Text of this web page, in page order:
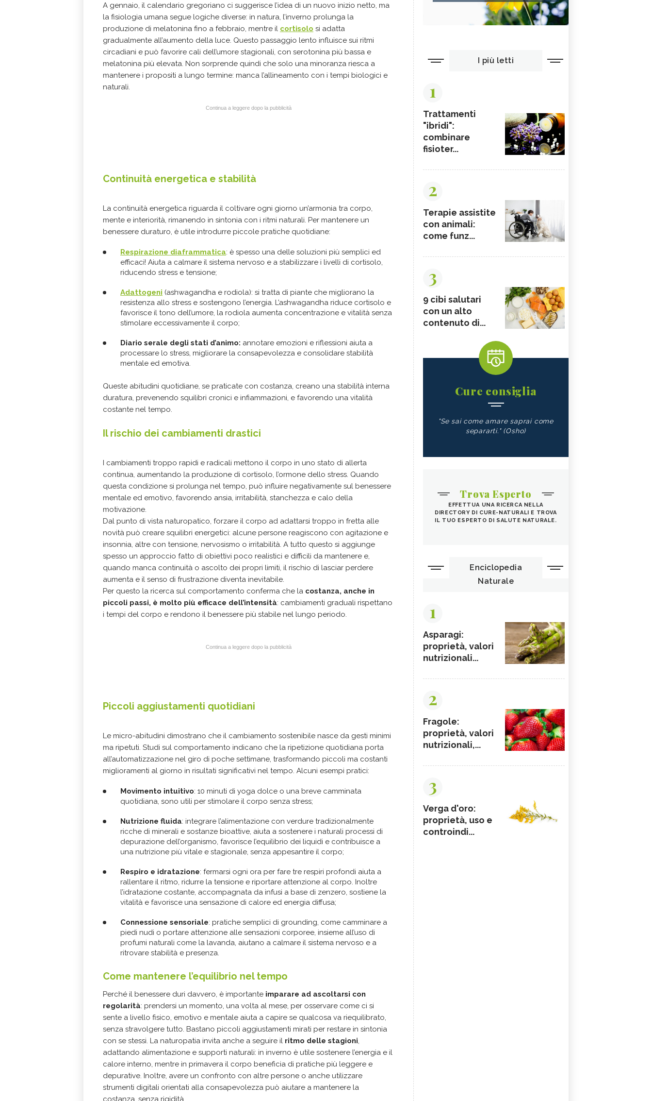
A gennaio, il calendario gregoriano ci suggerisce l’idea di un nuovo inizio netto, ma
la fisiologia umana segue logiche diverse: in natura, l’inverno prolunga la
produzione di melatonina fino a febbraio, mentre il cortisolo si adatta
gradualmente all’aumento della luce. Questo passaggio lento influisce sui ritmi
circadiani e può favorire cali dell’umore stagionali, con serotonina più bassa e
melatonina più elevata. Non sorprende quindi che solo una minoranza riesca a
mantenere i propositi a lungo termine: manca l’allineamento con i tempi biologici e
naturali.
Continua a leggere dopo la pubblicità
Continuità energetica e stabilità
La continuità energetica riguarda il coltivare ogni giorno un’armonia tra corpo,
mente e interiorità, rimanendo in sintonia con i ritmi naturali. Per mantenere un
benessere duraturo, è utile introdurre piccole pratiche quotidiane:
Respirazione diaframmatica: è spesso una delle soluzioni più semplici ed
efficaci! Aiuta a calmare il sistema nervoso e a stabilizzare i livelli di cortisolo,
riducendo stress e tensione;
Adattogeni (ashwagandha e rodiola): si tratta di piante che migliorano la
resistenza allo stress e sostengono l’energia. L’ashwagandha riduce cortisolo e
favorisce il tono dell’umore, la rodiola aumenta concentrazione e vitalità senza
stimolare eccessivamente il corpo;
Diario serale degli stati d’animo: annotare emozioni e riflessioni aiuta a
processare lo stress, migliorare la consapevolezza e consolidare stabilità
mentale ed emotiva.
Queste abitudini quotidiane, se praticate con costanza, creano una stabilità interna
duratura, prevenendo squilibri cronici e infiammazioni, e favorendo una vitalità
costante nel tempo.
Il rischio dei cambiamenti drastici
I cambiamenti troppo rapidi e radicali mettono il corpo in uno stato di allerta
continua, aumentando la produzione di cortisolo, l’ormone dello stress. Quando
questa condizione si prolunga nel tempo, può influire negativamente sul benessere
mentale ed emotivo, favorendo ansia, irritabilità, stanchezza e calo della
motivazione.
Dal punto di vista naturopatico, forzare il corpo ad adattarsi troppo in fretta alle
novità può creare squilibri energetici: alcune persone reagiscono con agitazione e
insonnia, altre con tensione, nervosismo o irritabilità. A tutto questo si aggiunge
spesso un approccio fatto di obiettivi poco realistici e difficili da mantenere e,
quando manca continuità o ascolto dei propri limiti, il rischio di lasciar perdere
aumenta e il senso di frustrazione diventa inevitabile.
Per questo la ricerca sul comportamento conferma che la costanza, anche in
piccoli passi, è molto più efficace dell’intensità: cambiamenti graduali rispettano
i tempi del corpo e rendono il benessere più stabile nel lungo periodo.
Continua a leggere dopo la pubblicità
Piccoli aggiustamenti quotidiani
Le micro-abitudini dimostrano che il cambiamento sostenibile nasce da gesti minimi
ma ripetuti. Studi sul comportamento indicano che la ripetizione quotidiana porta
all’automatizzazione nel giro di poche settimane, trasformando piccoli ma costanti
miglioramenti al giorno in risultati significativi nel tempo. Alcuni esempi pratici:
Movimento intuitivo: 10 minuti di yoga dolce o una breve camminata
quotidiana, sono utili per stimolare il corpo senza stress;
Nutrizione fluida: integrare l’alimentazione con verdure tradizionalmente
ricche di minerali e sostanze bioattive, aiuta a sostenere i naturali processi di
depurazione dell’organismo, favorisce l’equilibrio dei liquidi e contribuisce a
una nutrizione più vitale e stagionale, senza appesantire il corpo;
Respiro e idratazione: fermarsi ogni ora per fare tre respiri profondi aiuta a
rallentare il ritmo, ridurre la tensione e riportare attenzione al corpo. Inoltre
l’idratazione costante, accompagnata da infusi a base di zenzero, sostiene la
vitalità e favorisce una sensazione di calore ed energia diffusa;
Connessione sensoriale: pratiche semplici di grounding, come camminare a
piedi nudi o portare attenzione alle sensazioni corporee, insieme all’uso di
profumi naturali come la lavanda, aiutano a calmare il sistema nervoso e a
ritrovare stabilità e presenza.
Come mantenere l’equilibrio nel tempo
Perché il benessere duri davvero, è importante imparare ad ascoltarsi con
regolarità: prendersi un momento, una volta al mese, per osservare come ci si
sente a livello fisico, emotivo e mentale aiuta a capire se qualcosa va riequilibrato,
senza stravolgere tutto. Bastano piccoli aggiustamenti mirati per restare in sintonia
con se stessi. La naturopatia invita anche a seguire il ritmo delle stagioni,
adattando alimentazione e supporti naturali: in inverno è utile sostenere l’energia e il
calore interno, mentre in primavera il corpo beneficia di pratiche più leggere e
depurative. Inoltre, avere un confronto con altre persone o anche utilizzare
strumenti digitali orientati alla consapevolezza può aiutare a mantenere la
costanza, senza rigidità.
I più letti
1
Trattamenti
"ibridi":
combinare
fisioter...
2
Terapie assistite
con animali:
come funz...
3
9 cibi salutari
con un alto
contenuto di...
Cure consiglia
"Se sai come amare saprai come
separarti." (Osho)
Trova Esperto
EFFETTUA UNA RICERCA NELLA
DIRECTORY DI CURE-NATURALI E TROVA
IL TUO ESPERTO DI SALUTE NATURALE.
Enciclopedia
Naturale
1
Asparagi:
proprietà, valori
nutrizionali...
2
Fragole:
proprietà, valori
nutrizionali,...
3
Verga d'oro:
proprietà, uso e
controindi...